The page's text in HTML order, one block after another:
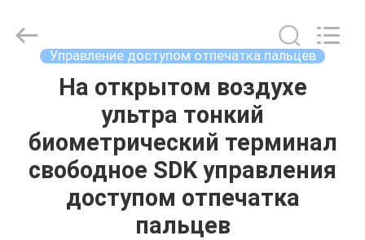
ПРОДУКТЫ
Technology
Управление доступом отпечатка пальцев
На открытом воздухе
ультра тонкий
биометрический терминал
свободное SDK управления
доступом отпечатка
пальцев